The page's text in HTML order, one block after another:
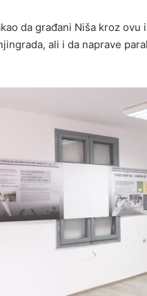
da građani Niša kroz
ali i da naprave